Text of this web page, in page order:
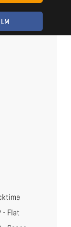
- Flat